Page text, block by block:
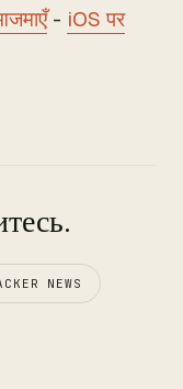
- iOS पर
NEWS